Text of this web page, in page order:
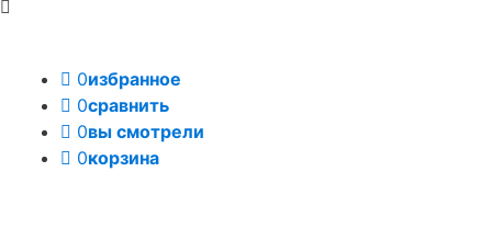
0избранное
0сравнить
0вы смотрели
0корзина